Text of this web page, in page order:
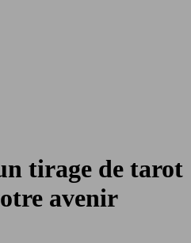
tirage de tarot
avenir